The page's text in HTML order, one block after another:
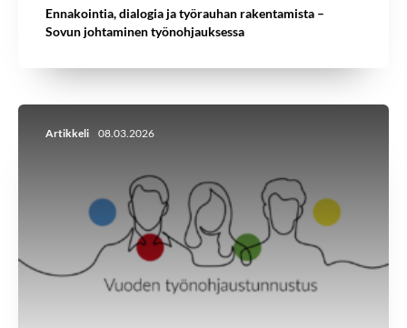
Ennakointia, dialogia ja työrauhan rakentamista –
Sovun johtaminen työnohjauksessa
Artikkeli 08.03.2026